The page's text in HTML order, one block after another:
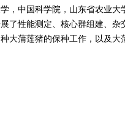
，中国科学院，山东省农业大
了性能测定、核心群组建、
蒲莲猪的保种工作，以及大